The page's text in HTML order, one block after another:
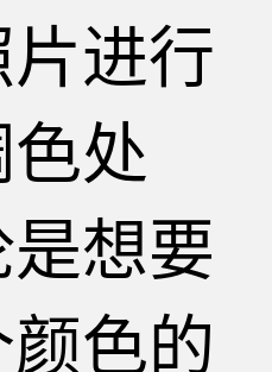
进行
处
想要
色的